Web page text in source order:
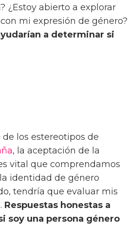
¿Estoy abierto a explorar
mi expresión de género?
a determinar si
los estereotipos de
, la aceptación de la
vital que comprendamos
identidad de género
tendría que evaluar mis
Respuestas honestas a
soy una persona género